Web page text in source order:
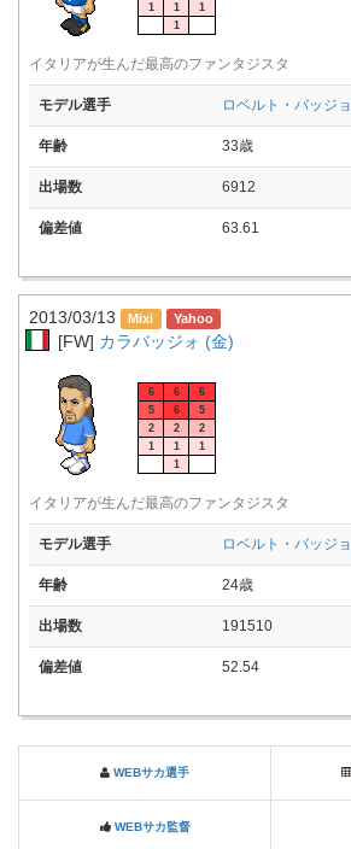
1
1
1
1
イタリアが生んだ最高のファンタジスタ
モデル選手 ロベルト・バッジョ
年齢 33歳
出場数 6912
偏差値 63.61
2013/03/13
[FW] カラバッジォ (金)
6 6
6
5
6
5
2
2
2
1
1
1
1
イタリアが生んだ最高のファンタジスタ
モデル選手 ロベルト・バッジョ
年齢 24歳
出場数 191510
偏差値 52.54
WEBサカ選手
WEBサカ監督